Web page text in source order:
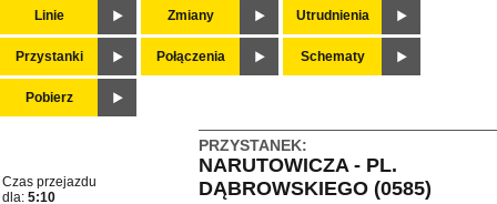
Linie Zmiany Utrudnienia
Przystanki Połączenia Schematy
Pobierz
PRZYSTANEK:
NARUTOWICZA - PL.
DĄBROWSKIEGO (0585)
Czas przejazdu
dla: 5:10